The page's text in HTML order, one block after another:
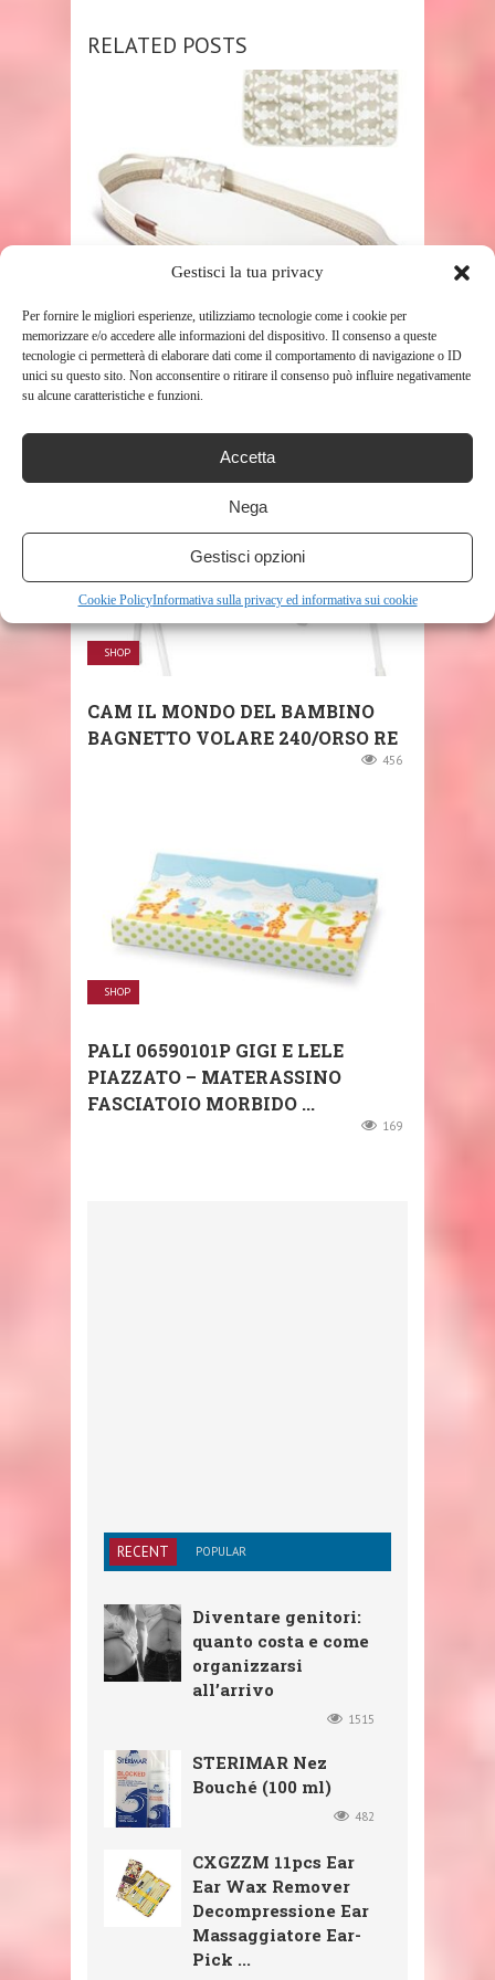
Gestisci la tua privacy
Per fornire le migliori esperienze, utilizziamo tecnologie come i cookie per
memorizzare e/o accedere alle informazioni del dispositivo. Il consenso a queste
tecnologie ci permetterà di elaborare dati come il comportamento di navigazione o ID
unici su questo sito. Non acconsentire o ritirare il consenso può influire negativamente
su alcune caratteristiche e funzioni.
Accetta
Nega
Gestisci opzioni
Cookie PolicyInformativa sulla privacy ed informativa sui cookie
RELATED POSTS
YUNIOO FASCIATOIO DELUXE,
CESTA FASCIATOIO CON
FASCIATOIO DA VIAGGIO,
MATERASSO ...
SHOP
CAM IL MONDO DEL BAMBINO
BAGNETTO VOLARE 240/ORSO RE
456
SHOP
PALI 06590101P GIGI E LELE
PIAZZATO – MATERASSINO
FASCIATOIO MORBIDO ...
169
RECENT POPULAR
Diventare genitori:
quanto costa e come
organizzarsi
all’arrivo
1515
STERIMAR Nez
Bouché (100 ml)
482
CXGZZM 11pcs Ear
Ear Wax Remover
Decompressione Ear
Massaggiatore Ear-
Pick ...